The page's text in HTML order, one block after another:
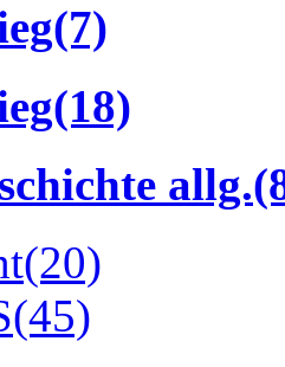
(7)
(18)
allg.
(20)
(45)